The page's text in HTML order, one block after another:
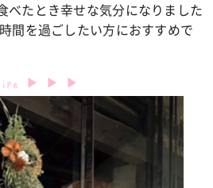
べたとき幸せな気分になりました
間を過ごしたい方におすすめで